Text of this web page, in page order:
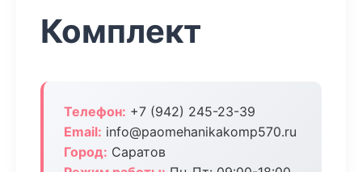
Комплект
Телефон: +7 (942) 245-23-39
Email: info@paomehanikakomp570.ru
Город: Саратов